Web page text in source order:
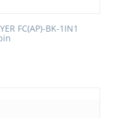
FC(AP)-BK-1IN1